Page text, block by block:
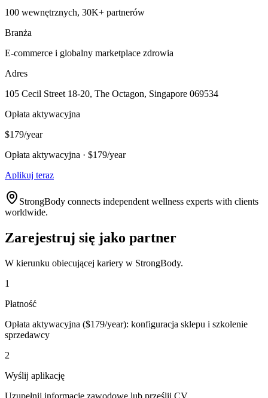
100 wewnętrznych, 30K+ partnerów
Branża
E-commerce i globalny marketplace zdrowia
Adres
105 Cecil Street 18-20, The Octagon, Singapore 069534
Opłata aktywacyjna
$179/year
Opłata aktywacyjna · $179/year
Aplikuj teraz
StrongBody connects independent wellness experts with clients
worldwide.
Zarejestruj się jako partner
W kierunku obiecującej kariery w StrongBody.
1
Płatność
Opłata aktywacyjna ($179/year): konfiguracja sklepu i szkolenie
sprzedawcy
2
Wyślij aplikację